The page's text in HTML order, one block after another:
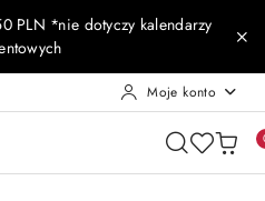
PLN *nie dotyczy kalendarzy
Moje konto